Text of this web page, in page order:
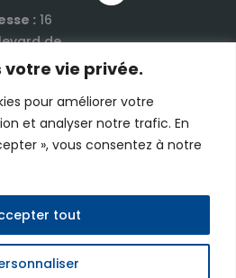
votre vie privée.
pour améliorer votre
et analyser notre trafic. En
», vous consentez à notre
tout
:16
de
: nous
par e-
: +33
81 17 00 40
- Tous droits réservés